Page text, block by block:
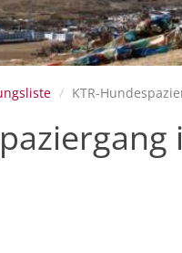
KTR-